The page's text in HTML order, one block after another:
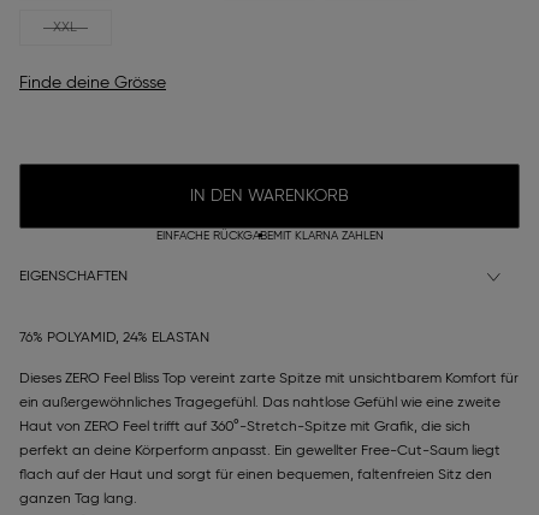
XXL
Finde deine Grösse
IN DEN WARENKORB
EINFACHE RÜCKGABEMIT KLARNA ZAHLEN
EIGENSCHAFTEN
76% POLYAMID, 24% ELASTAN
Dieses ZERO Feel Bliss Top vereint zarte Spitze mit unsichtbarem Komfort für
ein außergewöhnliches Tragegefühl. Das nahtlose Gefühl wie eine zweite
Haut von ZERO Feel trifft auf 360°-Stretch-Spitze mit Grafik, die sich
perfekt an deine Körperform anpasst. Ein gewellter Free-Cut-Saum liegt
flach auf der Haut und sorgt für einen bequemen, faltenfreien Sitz den
ganzen Tag lang.